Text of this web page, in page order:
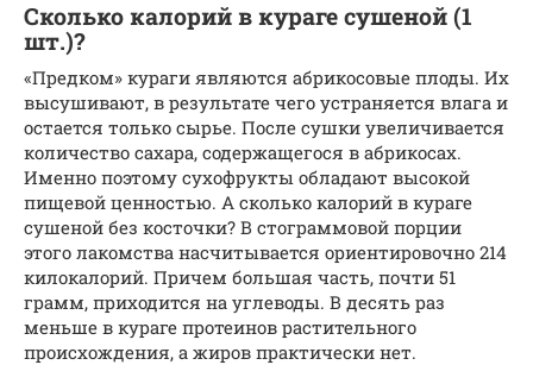
Сколько калорий в кураге сушеной (1
шт.)?
«Предком» кураги являются абрикосовые плоды. Их
высушивают, в результате чего устраняется влага и
остается только сырье. После сушки увеличивается
количество сахара, содержащегося в абрикосах.
Именно поэтому сухофрукты обладают высокой
пищевой ценностью. А сколько калорий в кураге
сушеной без косточки? В стограммовой порции
этого лакомства насчитывается ориентировочно 214
килокалорий. Причем большая часть, почти 51
грамм, приходится на углеводы. В десять раз
меньше в кураге протеинов растительного
происхождения, а жиров практически нет.